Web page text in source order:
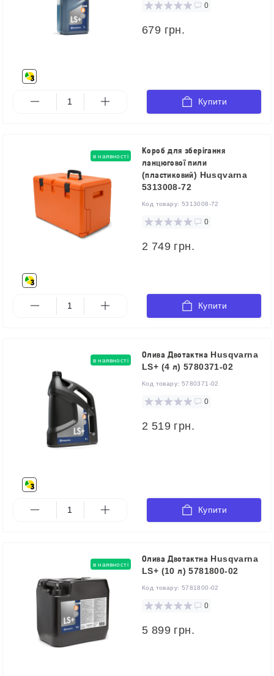
0
679 грн.
Купити
в наявності
Короб для зберігання
ланцюгової пили
(пластиковий) Husqvarna
5313008-72
Код товару: 5313008-72
0
2 749 грн.
Купити
в наявності
Олива Двотактна Husqvarna
LS+ (4 л) 5780371-02
Код товару: 5780371-02
0
2 519 грн.
Купити
в наявності
Олива Двотактна Husqvarna
LS+ (10 л) 5781800-02
Код товару: 5781800-02
0
5 899 грн.